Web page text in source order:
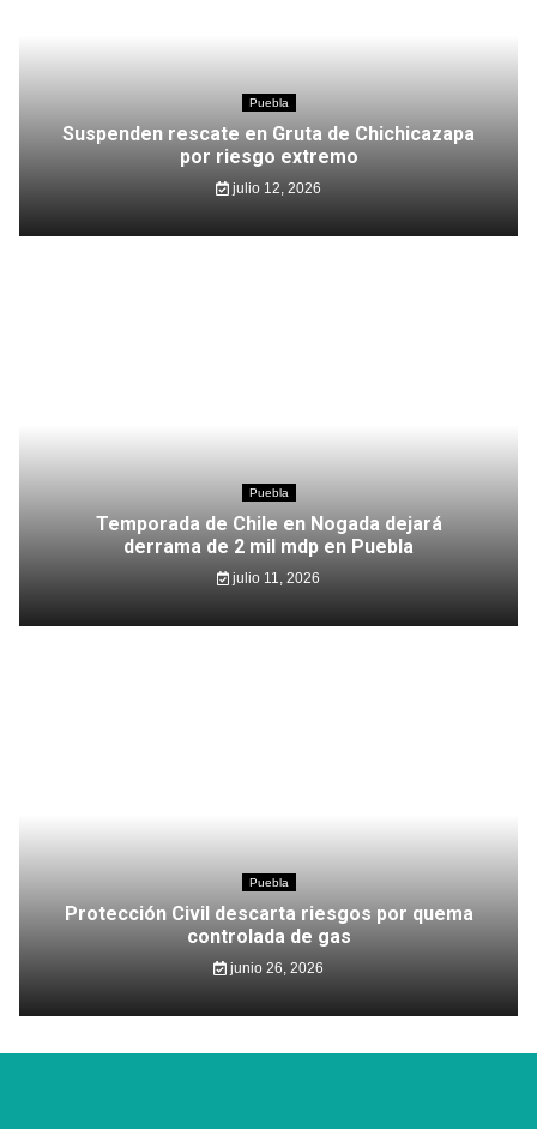
Puebla
Suspenden rescate en Gruta de Chichicazapa
por riesgo extremo
julio 12, 2026
Puebla
Temporada de Chile en Nogada dejará
derrama de 2 mil mdp en Puebla
julio 11, 2026
Puebla
Protección Civil descarta riesgos por quema
controlada de gas
junio 26, 2026